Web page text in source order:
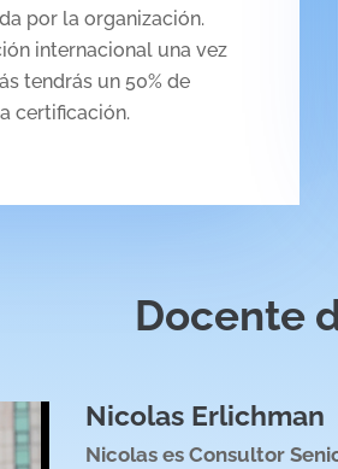
por la organización.
internacional una vez
tendrás un 50% de
certificación.
Docente
Nicolas Erlichman
Nicolas es Consultor